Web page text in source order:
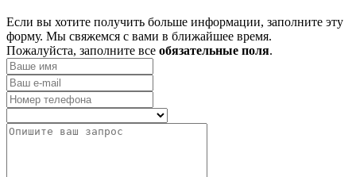
Если вы хотите получить больше информации, заполните эту
форму. Мы свяжемся с вами в ближайшее время.
Пожалуйста, заполните все обязательные поля.